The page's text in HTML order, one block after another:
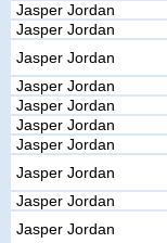
Jasper Jordan
Jasper Jordan
Jasper Jordan
Jasper Jordan
Jasper Jordan
Jasper Jordan
Jasper Jordan
Jasper Jordan
Jasper Jordan
Jasper Jordan